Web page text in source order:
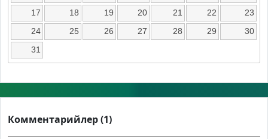
17
18 19 20 21 22
23
24
25 26 27 28 29
30
31
Комментарийлер (1)